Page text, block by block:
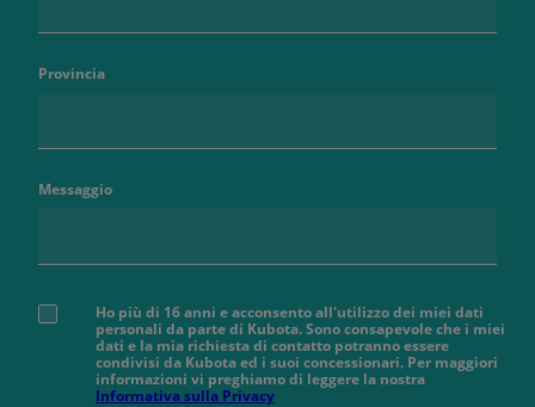
Provincia
Messaggio
Ho più di 16 anni e acconsento all'utilizzo dei miei dati
personali da parte di Kubota. Sono consapevole che i miei
dati e la mia richiesta di contatto potranno essere
condivisi da Kubota ed i suoi concessionari. Per maggiori
informazioni vi preghiamo di leggere la nostra
Informativa sulla Privacy